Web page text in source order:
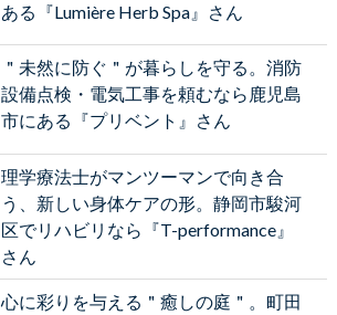
ある『Lumière Herb Spa』さん
＂未然に防ぐ＂が暮らしを守る。消防
設備点検・電気工事を頼むなら鹿児島
市にある『プリベント』さん
理学療法士がマンツーマンで向き合
う、新しい身体ケアの形。静岡市駿河
区でリハビリなら『T-performance』
さん
心に彩りを与える＂癒しの庭＂。町田